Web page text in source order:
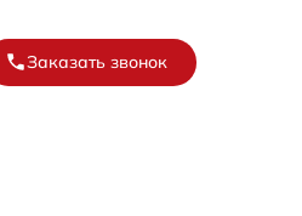
Заказать звонок